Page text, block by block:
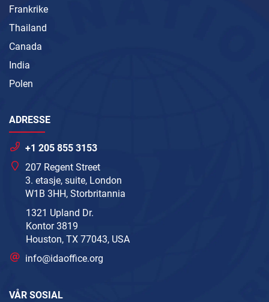
Frankrike
Thailand
Canada
India
Polen
ADRESSE
+1 205 855 3153
207 Regent Street
3. etasje, suite, London
W1B 3HH, Storbritannia
1321 Upland Dr.
Kontor 3819
Houston, TX 77043, USA
info@idaoffice.org
VÅR SOSIAL